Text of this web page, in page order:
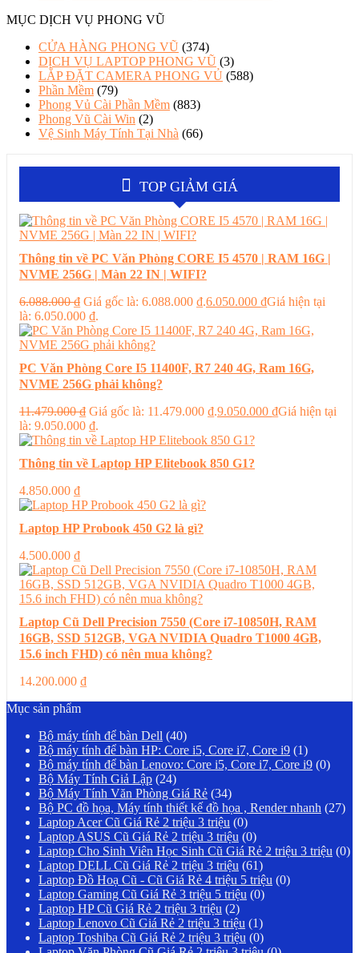
MỤC DỊCH VỤ PHONG VŨ
CỬA HÀNG PHONG VŨ (374)
DỊCH VỤ LAPTOP PHONG VŨ (3)
LẮP ĐẶT CAMERA PHONG VỦ (588)
Phần Mềm (79)
Phong Vủ Cài Phần Mềm (883)
Phong Vũ Cài Win (2)
Vệ Sinh Máy Tính Tại Nhà (66)
TOP GIẢM GIÁ
Thông tin về PC Văn Phòng CORE I5 4570 | RAM 16G |
NVME 256G | Màn 22 IN | WIFI?
6.088.000₫ Giá gốc là: 6.088.000 ₫.6.050.000 ₫Giá hiện tại
là: 6.050.000 ₫.
PC Văn Phòng Core I5 11400F, R7 240 4G, Ram 16G,
NVME 256G phải không?
11.479.000₫ Giá gốc là: 11.479.000 ₫.9.050.000 ₫Giá hiện tại
là: 9.050.000 ₫.
Thông tin về Laptop HP Elitebook 850 G1?
4.850.000 ₫
Laptop HP Probook 450 G2 là gì?
4.500.000 ₫
Laptop Cũ Dell Precision 7550 (Core i7-10850H, RAM
16GB, SSD 512GB, VGA NVIDIA Quadro T1000 4GB,
15.6 inch FHD) có nên mua không?
14.200.000 ₫
Mục sản phẩm
Bộ máy tính để bàn Dell (40)
Bộ máy tính để bàn HP: Core i5, Core i7, Core i9 (1)
Bộ máy tính để bàn Lenovo: Core i5, Core i7, Core i9 (0)
Bộ Máy Tính Giả Lập (24)
Bộ Máy Tính Văn Phòng Giá Rẻ (34)
Bộ PC đồ họa, Máy tính thiết kế đồ họa , Render nhanh (27)
Laptop Acer Cũ Giá Rẻ 2 triệu 3 triệu (0)
Laptop ASUS Cũ Giá Rẻ 2 triệu 3 triệu (0)
Laptop Cho Sinh Viên Học Sinh Cũ Giá Rẻ 2 triệu 3 triệu (0)
Laptop DELL Cũ Giá Rẻ 2 triệu 3 triệu (61)
Laptop Đồ Hoạ Cũ - Cũ Giá Rẻ 4 triệu 5 triệu (0)
Laptop Gaming Cũ Giá Rẻ 3 triệu 5 triệu (0)
Laptop HP Cũ Giá Rẻ 2 triệu 3 triệu (2)
Laptop Lenovo Cũ Giá Rẻ 2 triệu 3 triệu (1)
Laptop Toshiba Cũ Giá Rẻ 2 triệu 3 triệu (0)